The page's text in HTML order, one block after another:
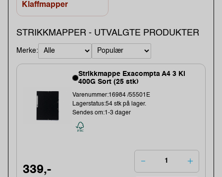
Klaffmapper
STRIKKMAPPER - UTVALGTE PRODUKTER
Merke:
Strikkmappe Exacompta A4 3 Kl
400G Sort (25 stk)
Varenummer:16984 /55501E
Lagerstatus:54 stk på lager.
Sendes om:1-3 dager
339,-